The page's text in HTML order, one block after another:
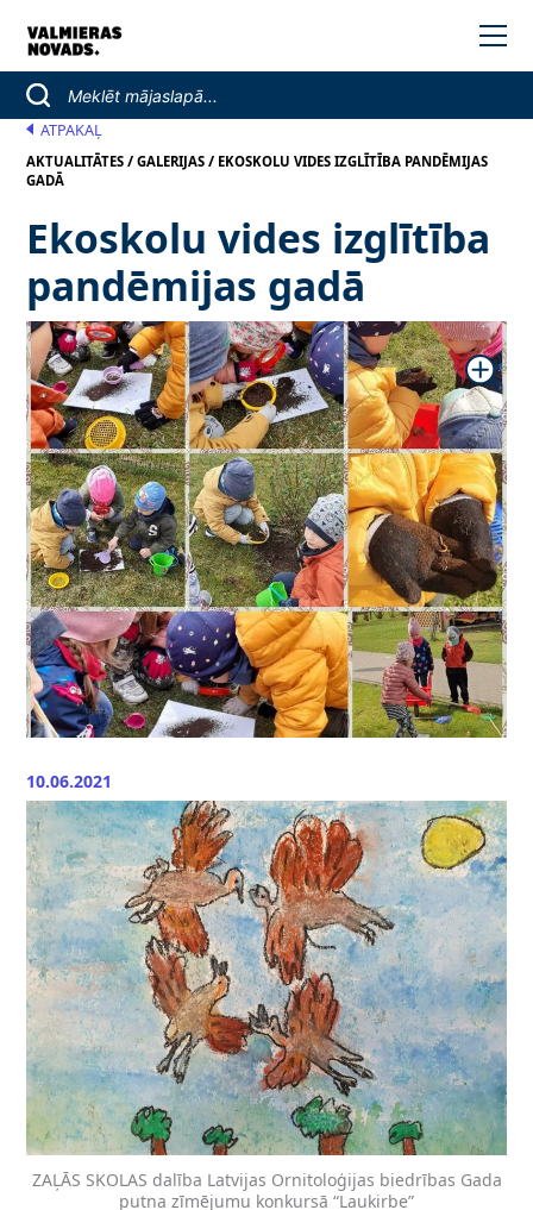
ATPAKAĻ
AKTUALITĀTES /GALERIJAS / EKOSKOLU VIDES IZGLĪTĪBA PANDĒMIJAS
GADĀ
Ekoskolu vides izglītība
pandēmijas gadā
10.06.2021
ZAĻĀS SKOLAS dalība Latvijas Ornitoloģijas biedrības Gada
putna zīmējumu konkursā “Laukirbe”